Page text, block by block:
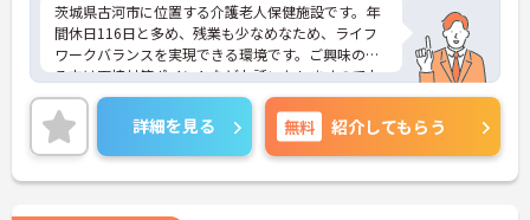
茨城県古河市に位置する介護老人保健施設です。年
間休日116日と多め、残業も少なめなため、ライフ
ワークバランスを実現できる環境です。ご興味のあ
る方は面接対策ポイントなどお話いたしますのでお
気軽にお問い合わせください。
詳細を見る 無料 紹介してもらう